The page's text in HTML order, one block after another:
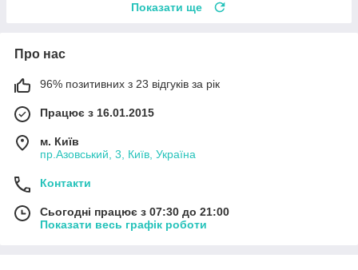
Показати ще
Про нас
96% позитивних з 23 відгуків за рік
Працює з 16.01.2015
м. Київ
пр.Азовський, 3, Київ, Україна
Контакти
Сьогодні працює з 07:30 до 21:00
Показати весь графік роботи